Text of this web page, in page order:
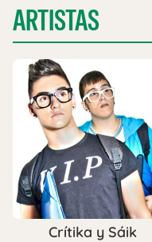
ARTISTAS
Crítika y Sáik